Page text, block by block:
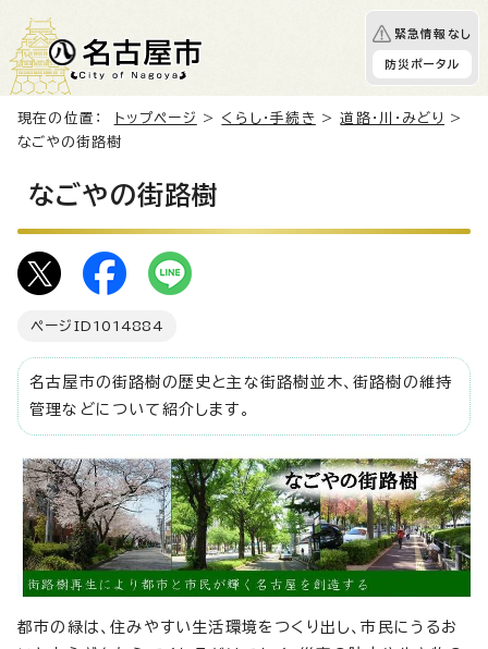
緊急情報なし
防災ポータル
現在の位置： トップページ > くらし・手続き >道路・川・みどり
>
なごやの街路樹
なごやの街路樹
ページID 1014884
名古屋市の街路樹の歴史と主な街路樹並木、街路樹の維持
管理などについて紹介します。
都市の緑は、住みやすい生活環境をつくり出し、市民にうるお